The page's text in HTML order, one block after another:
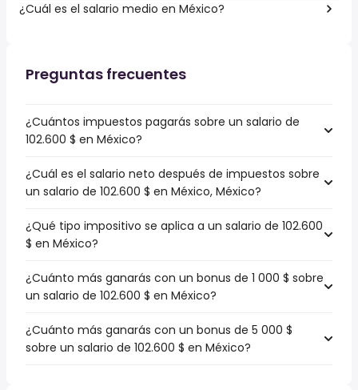
¿Cuál es el salario medio en México?
Preguntas frecuentes
¿Cuántos impuestos pagarás sobre un salario de
102.600 $ en México?
¿Cuál es el salario neto después de impuestos sobre
un salario de 102.600 $ en México, México?
¿Qué tipo impositivo se aplica a un salario de 102.600
$ en México?
¿Cuánto más ganarás con un bonus de 1 000 $ sobre
un salario de 102.600 $ en México?
¿Cuánto más ganarás con un bonus de 5 000 $
sobre un salario de 102.600 $ en México?